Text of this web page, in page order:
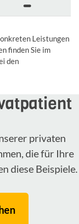
Leistungen
finden Sie im
den
privaten
die für Ihre
diese Beispiele.